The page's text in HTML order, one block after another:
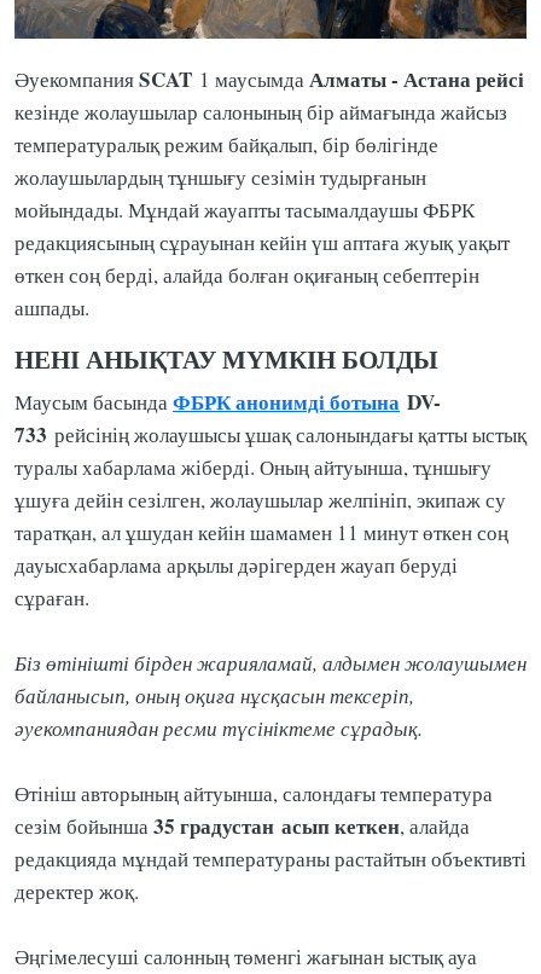
ӘуекомпанияSCAT 1 маусымдаАлматы - Астана рейсі
кезінде жолаушылар салонының бір аймағында жайсыз
температуралық режим байқалып, бір бөлігінде
жолаушылардың тұншығу сезімін тудырғанын
мойындады. Мұндай жауапты тасымалдаушы ФБРК
редакциясының сұрауынан кейін үш аптаға жуық уақыт
өткен соң берді, алайда болған оқиғаның себептерін
ашпады.
НЕНІ АНЫҚТАУ МҮМКІН БОЛДЫ
Маусым басындаФБРК анонимді ботына DV-
733 рейсінің жолаушысы ұшақ салонындағы қатты ыстық
туралы хабарлама жіберді. Оның айтуынша, тұншығу
ұшуға дейін сезілген, жолаушылар желпініп, экипаж су
таратқан, ал ұшудан кейін шамамен 11 минут өткен соң
дауысхабарлама арқылы дәрігерден жауап беруді
сұраған.
Біз өтінішті бірден жарияламай, алдымен жолаушымен
байланысып, оның оқиға нұсқасын тексеріп,
әуекомпаниядан ресми түсініктеме сұрадық.
Өтініш авторының айтуынша, салондағы температура
сезім бойынша35 градустан асып кеткен, алайда
редакцияда мұндай температураны растайтын объективті
деректер жоқ.
Әңгімелесуші салонның төменгі жағынан ыстық ауа